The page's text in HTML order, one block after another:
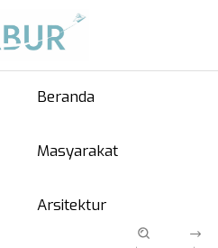
Beranda
Masyarakat
Arsitektur